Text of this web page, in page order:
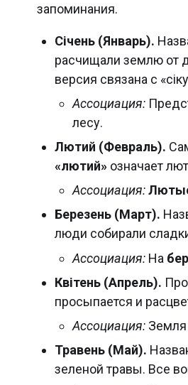
запоминания.
Січень (Январь).
расчищали землю от
версия связана с
Ассоциация:
лесу.
Лютий (Февраль).
«лютий» означает
Ассоциация:
Березень (Март).
люди собирали
Ассоциация: На
Квітень (Апрель).
просыпается и
Ассоциация: Земля
Травень (Май).
зеленой травы. Все